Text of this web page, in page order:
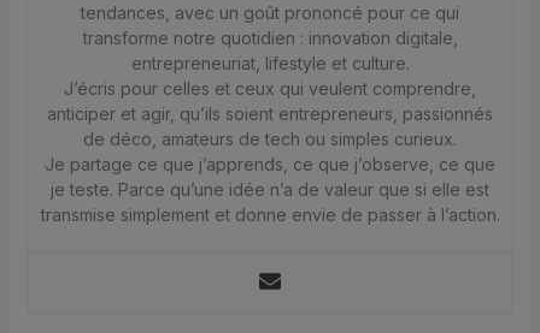
tendances, avec un goût prononcé pour ce qui
transforme notre quotidien : innovation digitale,
entrepreneuriat, lifestyle et culture.
J’écris pour celles et ceux qui veulent comprendre,
anticiper et agir, qu’ils soient entrepreneurs, passionnés
de déco, amateurs de tech ou simples curieux.
Je partage ce que j’apprends, ce que j’observe, ce que
je teste. Parce qu’une idée n’a de valeur que si elle est
transmise simplement et donne envie de passer à l’action.